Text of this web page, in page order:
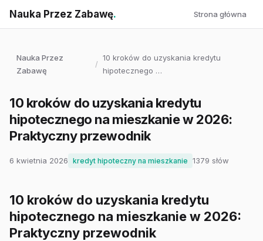
Nauka Przez Zabawę. Strona główna
Nauka Przez
Zabawę
/
10 kroków do uzyskania kredytu
hipotecznego …
10 kroków do uzyskania kredytu
hipotecznego na mieszkanie w 2026:
Praktyczny przewodnik
6 kwietnia 2026 kredyt hipoteczny na mieszkanie 1379 słów
10 kroków do uzyskania kredytu
hipotecznego na mieszkanie w 2026:
Praktyczny przewodnik